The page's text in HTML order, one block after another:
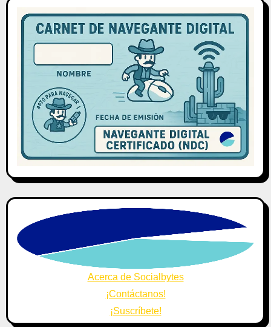
Acerca de Socialbytes
¡Contáctanos!
¡Suscríbete!